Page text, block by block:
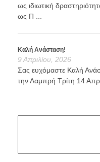
ως ιδιωτική
ως Π ...
Καλή Ανάσταση!
9 Απριλίου, 2026
Σας ευχόμαστε Καλή
την Λαμπρή Τρίτη 14